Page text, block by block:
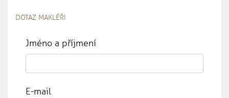
DOTAZ MAKLÉŘI
Jméno a příjmení
E-mail